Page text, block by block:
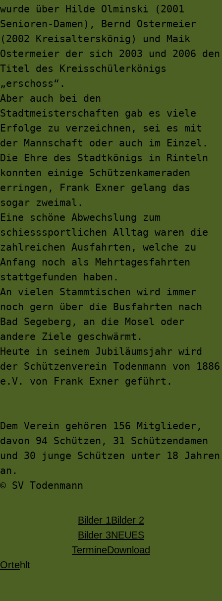
wurde über Hilde Olminski (2001
Senioren-Damen), Bernd Ostermeier
(2002 Kreisalterskönig) und Maik
Ostermeier der sich 2003 und 2006 den
Titel des Kreisschülerkönigs
„erschoss“.
Aber auch bei den
Stadtmeisterschaften gab es viele
Erfolge zu verzeichnen, sei es mit
der Mannschaft oder auch im Einzel.
Die Ehre des Stadtkönigs in Rinteln
konnten einige Schützenkameraden
erringen, Frank Exner gelang das
sogar zweimal.
Eine schöne Abwechslung zum
schiesssportlichen Alltag waren die
zahlreichen Ausfahrten, welche zu
Anfang noch als Mehrtagesfahrten
stattgefunden haben.
An vielen Stammtischen wird immer
noch gern über die Busfahrten nach
Bad Segeberg, an die Mosel oder
andere Ziele geschwärmt.
Heute in seinem Jubiläumsjahr wird
der Schützenverein Todenmann von 1886
e.V. von Frank Exner geführt.
Dem Verein gehören 156 Mitglieder,
davon 94 Schützen, 31 Schützendamen
und 30 junge Schützen unter 18 Jahren
an.
© SV Todenmann
Bilder 1Bilder 2
Bilder 3NEUES
TermineDownload
Ortehlt